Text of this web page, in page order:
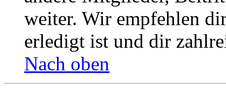
weiter. Wir empfehlen
erledigt ist und dir
Nach oben